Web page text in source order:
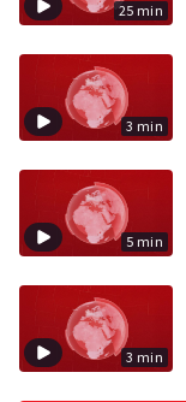
25 min
3 min
5 min
3 min